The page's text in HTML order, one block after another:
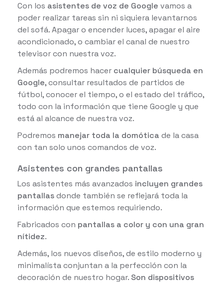
Con los asistentes de voz de Google vamos a
poder realizar tareas sin ni siquiera levantarnos
del sofá. Apagar o encender luces, apagar el aire
acondicionado, o cambiar el canal de nuestro
televisor con nuestra voz.
Además podremos hacer cualquier búsqueda en
Google, consultar resultados de partidos de
fútbol, conocer el tiempo, o el estado del tráfico,
todo con la información que tiene Google y que
está al alcance de nuestra voz.
Podremos manejar toda la domótica de la casa
con tan solo unos comandos de voz.
Asistentes con grandes pantallas
Los asistentes más avanzados incluyen grandes
pantallasdonde también se reflejará toda la
información que estemos requiriendo.
Fabricados con pantallas a color y con una gran
nítidez.
Además, los nuevos diseños, de estilo moderno y
minimalísta conjuntan a la perfección con la
decoración de nuestro hogar. Son dispositivos